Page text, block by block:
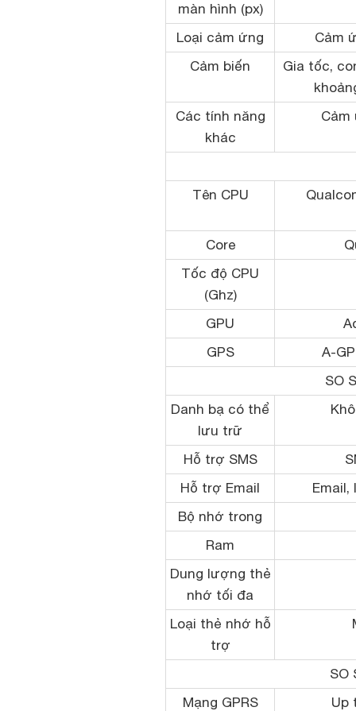
màn hình (px)
Loại cảm ứng
Cảm
Cảm biến
Gia tốc,
Các tính năng
khác
Cảm
Tên CPU
Core
Tốc độ CPU
(Ghz)
GPU
GPS
A-
SO
Danh bạ có thể
lưu trữ
Hỗ trợ SMS
Hỗ trợ Email
Email,
Bộ nhớ trong
Ram
Dung lượng thẻ
nhớ tối đa
Loại thẻ nhớ hỗ
trợ
SO
Mạng GPRS
Up